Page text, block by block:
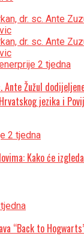
prije 2 tjedna
Ante Žužul
jezika i
2 tjedna
Kako će
“Back to